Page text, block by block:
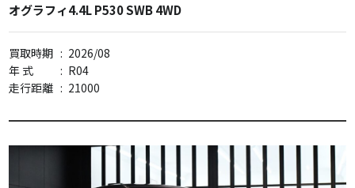
オグラフィ4.4L P530 SWB 4WD
買取時期 : 2026/08
年 式
: R04
走行距離 : 21000